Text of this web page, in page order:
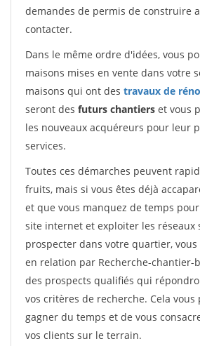
demandes de permis de construire
contacter.
Dans le même ordre d'idées, vous
maisons mises en vente dans votre
maisons qui ont des travaux de
seront des futurs chantiers et vous
les nouveaux acquéreurs pour leur
services.
Toutes ces démarches peuvent
fruits, mais si vous êtes déjà
et que vous manquez de temps
site internet et exploiter les réseaux
prospecter dans votre quartier,
en relation par Recherche-chantier-
des prospects qualifiés qui
vos critères de recherche. Cela
gagner du temps et de vous
vos clients sur le terrain.